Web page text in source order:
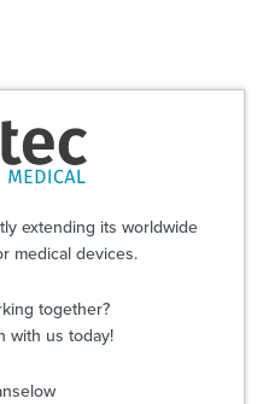
extending its worldwide
medical devices.
together?
with us today!